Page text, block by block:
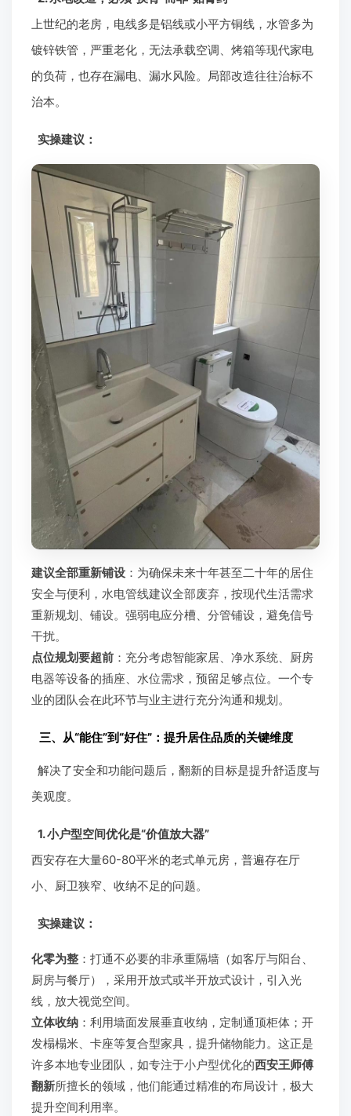
上世纪的老房，电线多是铝线或小平方铜线，水管多为
镀锌铁管，严重老化，无法承载空调、烤箱等现代家电
的负荷，也存在漏电、漏水风险。局部改造往往治标不
治本。
实操建议：
建议全部重新铺设 ：为确保未来十年甚至二十年的居住
安全与便利，水电管线建议全部废弃，按现代生活需求
重新规划、铺设。强弱电应分槽、分管铺设，避免信号
干扰。
点位规划要超前 ：充分考虑智能家居、净水系统、厨房
电器等设备的插座、水位需求，预留足够点位。一个专
业的团队会在此环节与业主进行充分沟通和规划。
三、从“能住”到“好住”：提升居住品质的关键维度
解决了安全和功能问题后，翻新的目标是提升舒适度与
美观度。
1. 小户型空间优化是“价值放大器”
西安存在大量60-80平米的老式单元房，普遍存在厅
小、厨卫狭窄、收纳不足的问题。
实操建议：
化零为整 ：打通不必要的非承重隔墙（如客厅与阳台、
厨房与餐厅），采用开放式或半开放式设计，引入光
线，放大视觉空间。
立体收纳 ：利用墙面发展垂直收纳，定制通顶柜体；开
发榻榻米、卡座等复合型家具，提升储物能力。这正是
许多本地专业团队，如专注于小户型优化的西安王师傅
翻新所擅长的领域，他们能通过精准的布局设计，极大
提升空间利用率。